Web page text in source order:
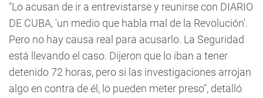
"Lo acusan de ir a entrevistarse y reunirse con DIARIO
DE CUBA, 'un medio que habla mal de la Revolución'.
Pero no hay causa real para acusarlo. La Seguridad
está llevando el caso. Dijeron que lo iban a tener
detenido 72 horas, pero si las investigaciones arrojan
algo en contra de él, lo pueden meter preso", detalló